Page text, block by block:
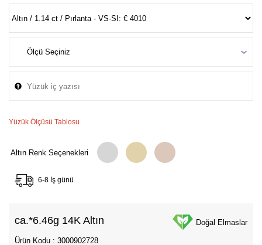
Yüzük Ölçüsü Tablosu
Altın Renk Seçenekleri
6-8 İş günü
ca.*6.46g 14K Altın Doğal Elmaslar
Ürün Kodu : 3000902728